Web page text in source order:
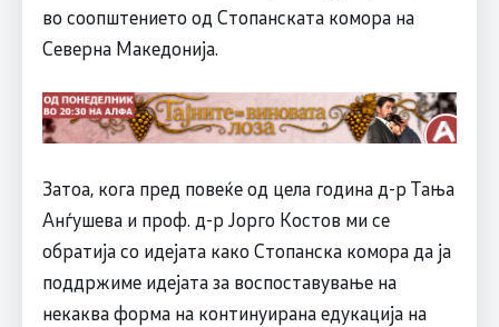
во соопштението од Стопанската комора на
Северна Македонија.
Затоа, кога пред повеќе од цела година д-р Тања
Анѓушева и проф. д-р Јорго Костов ми се
обратија со идејата како Стопанска комора да ја
поддржиме идејата за воспоставување на
некаква форма на континуирана едукација на